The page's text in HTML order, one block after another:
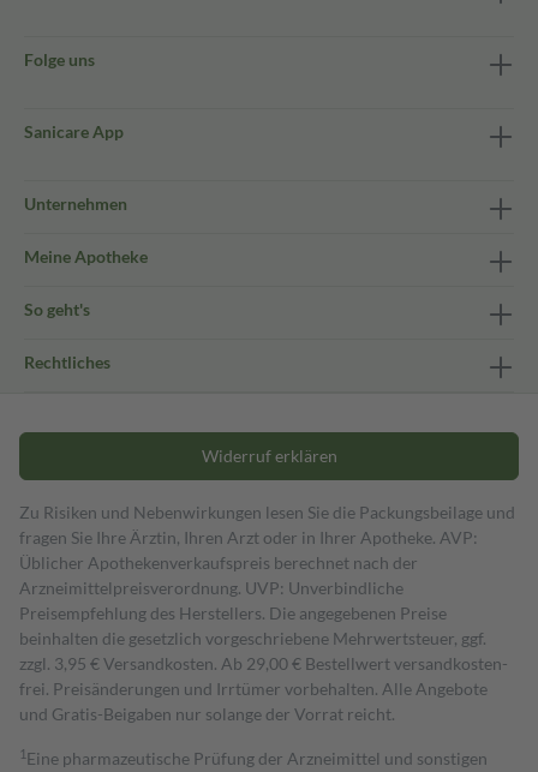
Folge uns
Sanicare App
Unternehmen
Meine Apotheke
So geht's
Rechtliches
Widerruf erklären
Zu Risiken und Nebenwirkungen lesen Sie die Packungsbeilage und
fragen Sie Ihre Ärztin, Ihren Arzt oder in Ihrer Apotheke. AVP:
Üblicher Apothekenverkaufspreis berechnet nach der
Arzneimittelpreisverordnung. UVP: Unverbindliche
Preisempfehlung des Herstellers. Die angegebenen Preise
beinhalten die gesetzlich vorgeschriebene Mehrwertsteuer, ggf.
zzgl. 3,95 € Versandkosten. Ab 29,00 € Bestell­wert versand­kosten­
frei. Preisänderungen und Irrtümer vorbehalten. Alle Angebote
und Gratis-Beigaben nur solange der Vorrat reicht.
1 Eine pharmazeutische Prüfung der Arzneimittel und sonstigen